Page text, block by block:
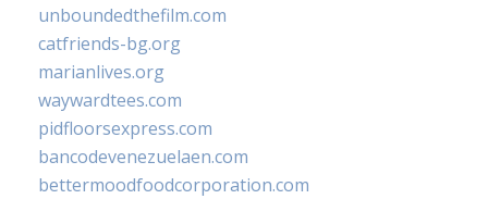
unboundedthefilm.com
catfriends-bg.org
marianlives.org
waywardtees.com
pidfloorsexpress.com
bancodevenezuelaen.com
bettermoodfoodcorporation.com